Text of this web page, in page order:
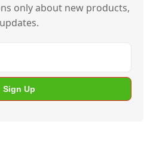
only about new products,
updates.
Sign Up